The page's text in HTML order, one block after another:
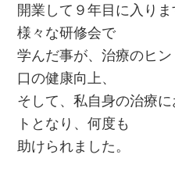
開業して９年目に入り
様々な研修会で
学んだ事が、治療のヒ
口の健康向上、
そして、私自身の治療
トとなり、何度も
助けられました。